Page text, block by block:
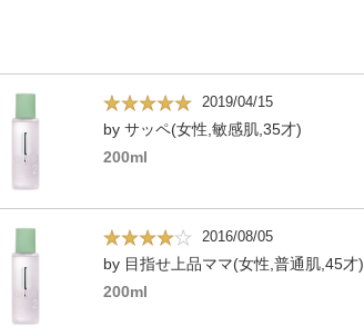
2019/04/15
by サッペ(女性,敏感肌,35才)
200ml
2016/08/05
by 目指せ上品ママ(女性,普通肌,45才)
200ml